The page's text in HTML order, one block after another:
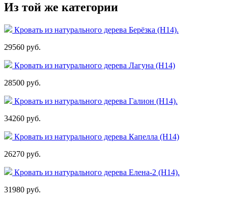
Из той же категории
Кровать из натурального дерева Берёзка (Н14).
29560 руб.
Кровать из натурального дерева Лагуна (Н14)
28500 руб.
Кровать из натурального дерева Галион (Н14).
34260 руб.
Кровать из натурального дерева Капелла (Н14)
26270 руб.
Кровать из натурального дерева Елена-2 (Н14).
31980 руб.